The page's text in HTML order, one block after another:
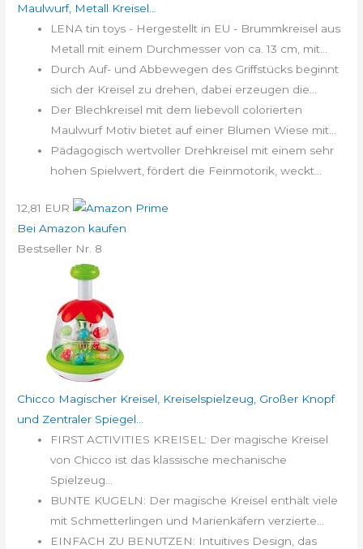
Maulwurf, Metall Kreisel...
LENA tin toys - Hergestellt in EU - Brummkreisel aus
Metall mit einem Durchmesser von ca. 13 cm, mit...
Durch Auf- und Abbewegen des Griffstücks beginnt
sich der Kreisel zu drehen, dabei erzeugen die...
Der Blechkreisel mit dem liebevoll colorierten
Maulwurf Motiv bietet auf einer Blumen Wiese mit...
Pädagogisch wertvoller Drehkreisel mit einem sehr
hohen Spielwert, fördert die Feinmotorik, weckt...
12,81 EUR
Bei Amazon kaufen
Bestseller Nr. 8
Chicco Magischer Kreisel, Kreiselspielzeug, Großer Knopf
und Zentraler Spiegel...
FIRST ACTIVITIES KREISEL: Der magische Kreisel
von Chicco ist das klassische mechanische
Spielzeug...
BUNTE KUGELN: Der magische Kreisel enthält viele
mit Schmetterlingen und Marienkäfern verzierte...
EINFACH ZU BENUTZEN: Intuitives Design, das